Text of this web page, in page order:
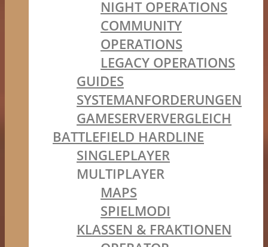
NIGHT OPERATIONS
COMMUNITY
OPERATIONS
LEGACY OPERATIONS
GUIDES
SYSTEMANFORDERUNGEN
GAMESERVERVERGLEICH
BATTLEFIELD HARDLINE
SINGLEPLAYER
MULTIPLAYER
MAPS
SPIELMODI
KLASSEN & FRAKTIONEN